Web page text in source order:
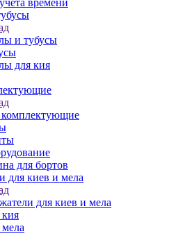
времени
и тубусы
для кия
для бортов
для киев и мела
для киев и мела